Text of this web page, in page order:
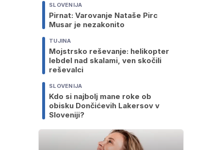
SLOVENIJA
Pirnat: Varovanje Nataše Pirc
Musar je nezakonito
TUJINA
Mojstrsko reševanje: helikopter
lebdel nad skalami, ven skočili
reševalci
SLOVENIJA
Kdo si najbolj mane roke ob
obisku Dončićevih Lakersov v
Sloveniji?